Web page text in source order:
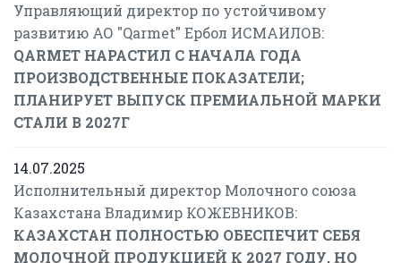
Управляющий директор по устойчивому
развитию АО "Qarmet" Ербол ИСМАИЛОВ:
QARMET НАРАСТИЛ С НАЧАЛА ГОДА
ПРОИЗВОДСТВЕННЫЕ ПОКАЗАТЕЛИ;
ПЛАНИРУЕТ ВЫПУСК ПРЕМИАЛЬНОЙ МАРКИ
СТАЛИ В 2027Г
14.07.2025
Исполнительный директор Молочного союза
Казахстана Владимир КОЖЕВНИКОВ:
КАЗАХСТАН ПОЛНОСТЬЮ ОБЕСПЕЧИТ СЕБЯ
МОЛОЧНОЙ ПРОДУКЦИЕЙ К 2027 ГОДУ, НО